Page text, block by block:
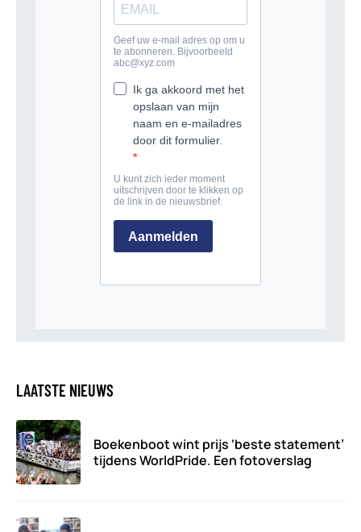
LAATSTE NIEUWS
Boekenboot wint prijs ‘beste statement’
tijdens WorldPride. Een fotoverslag